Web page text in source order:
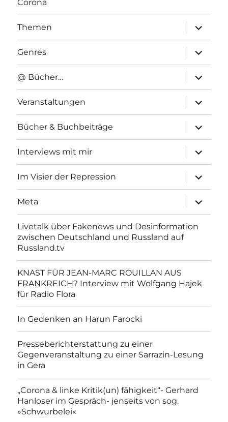
Corona
Themen
anzeigen
Genres
anzeigen
@ Bücher…
anzeigen
Veranstaltungen
anzeigen
Bücher & Buchbeiträge
anzeigen
Interviews mit mir
anzeigen
Im Visier der Repression
anzeigen
Meta
anzeigen
Livetalk über Fakenews und Desinformation
zwischen Deutschland und Russland auf
Russland.tv
KNAST FÜR JEAN-MARC ROUILLAN AUS
FRANKREICH? Interview mit Wolfgang Hajek
für Radio Flora
In Gedenken an Harun Farocki
Presseberichterstattung zu einer
Gegenveranstaltung zu einer Sarrazin-Lesung
in Gera
„Corona & linke Kritik(un) fähigkeit“- Gerhard
Hanloser im Gespräch- jenseits von sog.
»Schwurbelei«